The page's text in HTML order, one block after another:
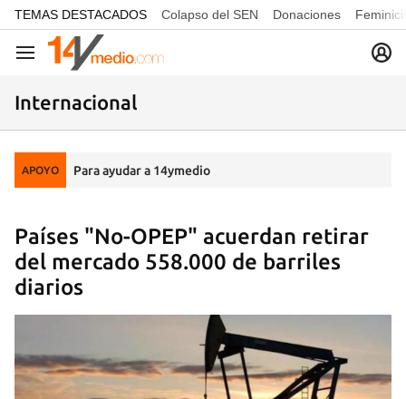
common.go-to-content
TEMAS DESTACADOS Colapso del SEN Donaciones
Navegación
Internacional
APOYO Para ayudar a 14ymedio
Países "No-OPEP" acuerdan retirar
del mercado 558.000 de barriles
diarios